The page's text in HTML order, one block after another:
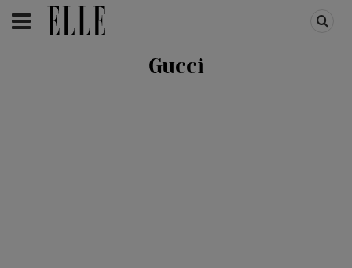
HOMEPAGE /FASHION
Gucci